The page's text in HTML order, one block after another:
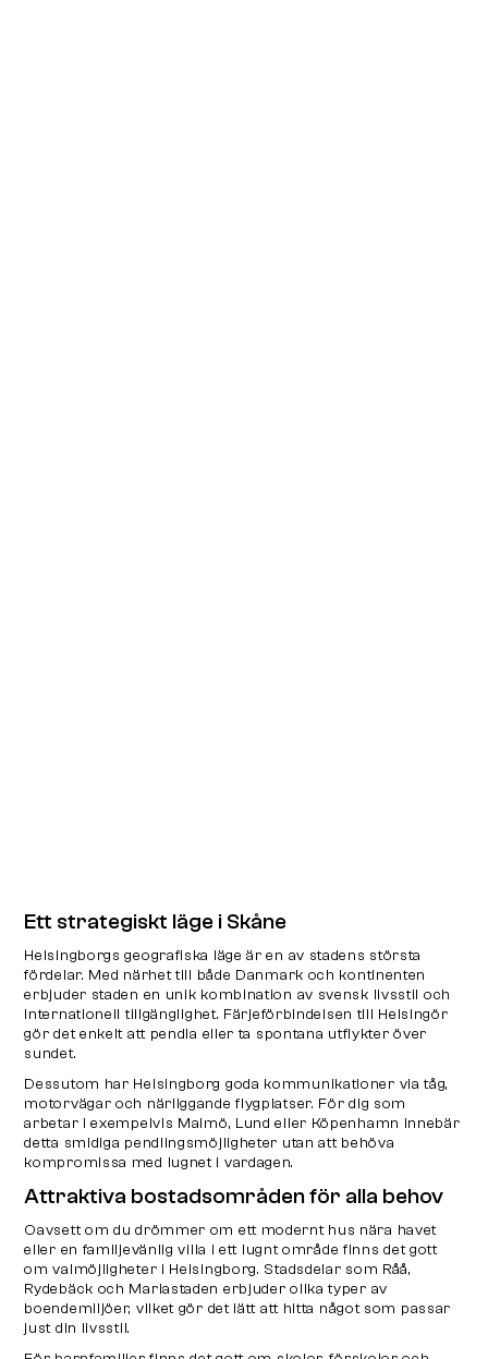
Ett strategiskt läge i Skåne
Helsingborgs geografiska läge är en av stadens största
fördelar. Med närhet till både Danmark och kontinenten
erbjuder staden en unik kombination av svensk livsstil och
internationell tillgänglighet. Färjeförbindelsen till Helsingör
gör det enkelt att pendla eller ta spontana utflykter över
sundet.
Dessutom har Helsingborg goda kommunikationer via tåg,
motorvägar och närliggande flygplatser. För dig som
arbetar i exempelvis Malmö, Lund eller Köpenhamn innebär
detta smidiga pendlingsmöjligheter utan att behöva
kompromissa med lugnet i vardagen.
Attraktiva bostadsområden för alla behov
Oavsett om du drömmer om ett modernt hus nära havet
eller en familjevänlig villa i ett lugnt område finns det gott
om valmöjligheter i Helsingborg. Stadsdelar som Råå,
Rydebäck och Mariastaden erbjuder olika typer av
boendemiljöer, vilket gör det lätt att hitta något som passar
just din livsstil.